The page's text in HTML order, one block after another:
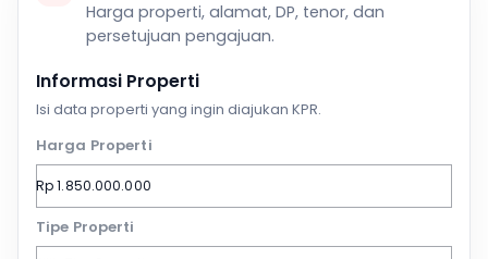
Harga properti, alamat, DP, tenor, dan
persetujuan pengajuan.
Informasi Properti
Isi data properti yang ingin diajukan KPR.
Harga Properti
Tipe Properti